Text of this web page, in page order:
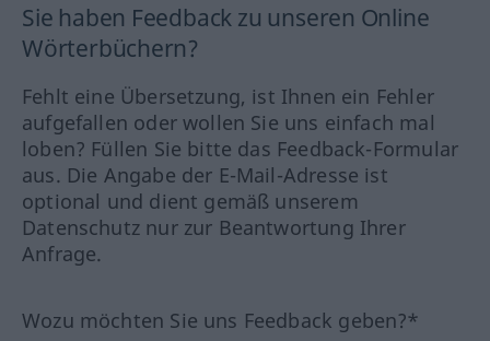
Sie haben Feedback zu unseren Online
Wörterbüchern?
Fehlt eine Übersetzung, ist Ihnen ein Fehler
aufgefallen oder wollen Sie uns einfach mal
loben? Füllen Sie bitte das Feedback-Formular
aus. Die Angabe der E-Mail-Adresse ist
optional und dient gemäß unserem
Datenschutz nur zur Beantwortung Ihrer
Anfrage.
Wozu möchten Sie uns Feedback geben?*